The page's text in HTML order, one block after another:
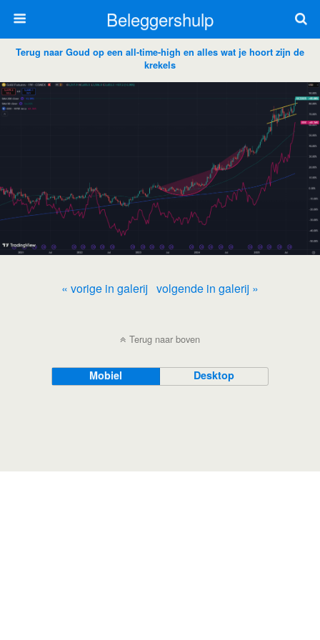
Beleggershulp
Terug naar Goud op een all-time-high en alles wat je hoort zijn de
krekels
« vorige in galerij volgende in galerij »
Terug naar boven
Mobiel Desktop